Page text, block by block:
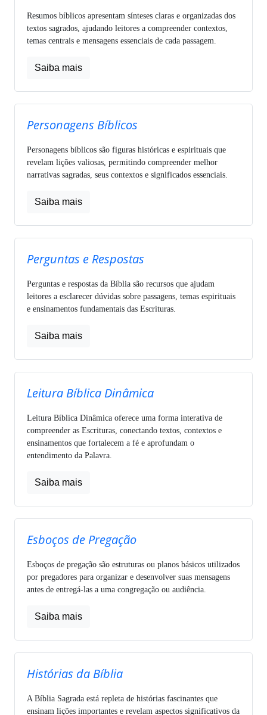
Resumos bíblicos apresentam sínteses claras e organizadas dos
textos sagrados, ajudando leitores a compreender contextos,
temas centrais e mensagens essenciais de cada passagem.
Saiba mais
Personagens Bíblicos
Personagens bíblicos são figuras históricas e espirituais que
revelam lições valiosas, permitindo compreender melhor
narrativas sagradas, seus contextos e significados essenciais.
Saiba mais
Perguntas e Respostas
Perguntas e respostas da Bíblia são recursos que ajudam
leitores a esclarecer dúvidas sobre passagens, temas espirituais
e ensinamentos fundamentais das Escrituras.
Saiba mais
Leitura Bíblica Dinâmica
Leitura Bíblica Dinâmica oferece uma forma interativa de
compreender as Escrituras, conectando textos, contextos e
ensinamentos que fortalecem a fé e aprofundam o
entendimento da Palavra.
Saiba mais
Esboços de Pregação
Esboços de pregação são estruturas ou planos básicos utilizados
por pregadores para organizar e desenvolver suas mensagens
antes de entregá-las a uma congregação ou audiência.
Saiba mais
Histórias da Bíblia
A Bíblia Sagrada está repleta de histórias fascinantes que
ensinam lições importantes e revelam aspectos significativos da